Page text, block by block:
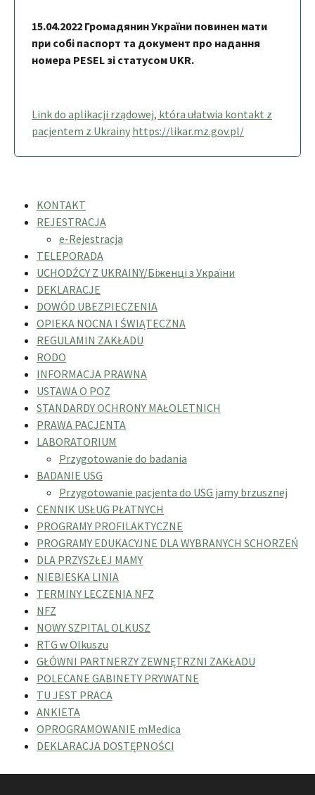
15.04.2022 Громадянин України повинен мати
при собі паспорт та документ про надання
номера PESEL зі статусом UKR.
Link do aplikacji rządowej, która ułatwia kontakt z
pacjentem z Ukrainy https://likar.mz.gov.pl/
KONTAKT
REJESTRACJA
e-Rejestracja
TELEPORADA
UCHODŹCY Z UKRAINY/Біженці з України
DEKLARACJE
DOWÓD UBEZPIECZENIA
OPIEKA NOCNA I ŚWIĄTECZNA
REGULAMIN ZAKŁADU
RODO
INFORMACJA PRAWNA
USTAWA O POZ
STANDARDY OCHRONY MAŁOLETNICH
PRAWA PACJENTA
LABORATORIUM
Przygotowanie do badania
BADANIE USG
Przygotowanie pacjenta do USG jamy brzusznej
CENNIK USŁUG PŁATNYCH
PROGRAMY PROFILAKTYCZNE
PROGRAMY EDUKACYJNE DLA WYBRANYCH SCHORZEŃ
DLA PRZYSZŁEJ MAMY
NIEBIESKA LINIA
TERMINY LECZENIA NFZ
NFZ
NOWY SZPITAL OLKUSZ
RTG w Olkuszu
GŁÓWNI PARTNERZY ZEWNĘTRZNI ZAKŁADU
POLECANE GABINETY PRYWATNE
TU JEST PRACA
ANKIETA
OPROGRAMOWANIE mMedica
DEKLARACJA DOSTĘPNOŚCI